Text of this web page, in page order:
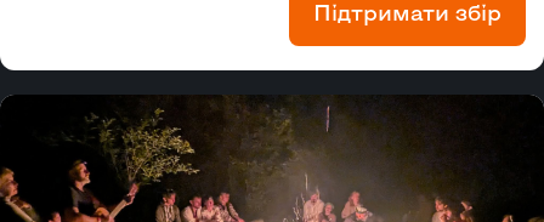
Підтримати збір